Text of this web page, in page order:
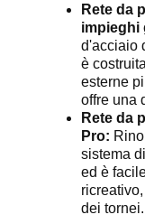
Rete da
impieghi
d'acciaio
è
esterne
offre una
Rete da
Pro:
sistema
ed è
dei tornei.